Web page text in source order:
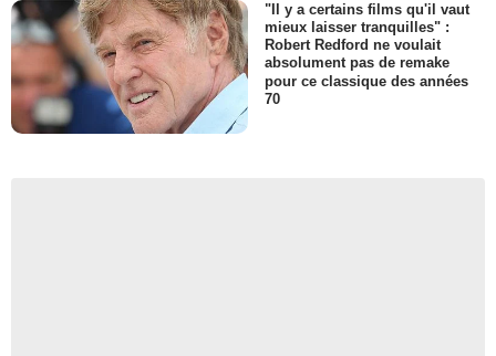
"Il y a certains films qu'il vaut
mieux laisser tranquilles" :
Robert Redford ne voulait
absolument pas de remake
pour ce classique des années
70